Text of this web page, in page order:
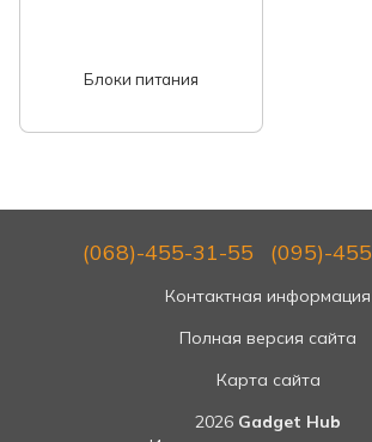
Блоки питания
(068)-455-31-55 (095)-
Контактная информация
Полная версия сайта
Карта сайта
2026 Gadget Hub